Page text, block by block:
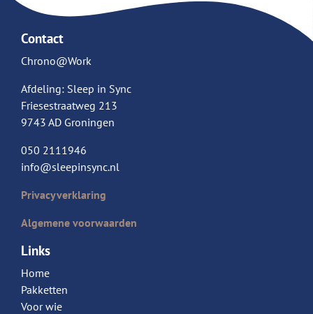
Contact
Chrono@Work
Afdeling: Sleep in Sync
Friesestraatweg 213
9743 AD Groningen
050 2111946
info@sleepinsync.nl
Privacyverklaring
Algemene voorwaarden
Links
Home
Pakketten
Voor wie